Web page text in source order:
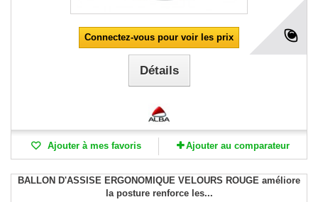
Connectez-vous pour voir les prix
Détails
Ajouter à mes favoris Ajouter au comparateur
BALLON D'ASSISE ERGONOMIQUE VELOURS ROUGE améliore
la posture renforce les...